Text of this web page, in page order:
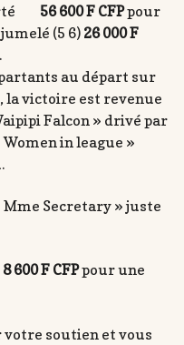
56 600 F CFPpour
(5 6) 26 000 F
au départ sur
la victoire est revenue
Falcon » drivé par
in league »
Mme Secretary » juste
8 600 F CFPpour une
votre soutien et vous